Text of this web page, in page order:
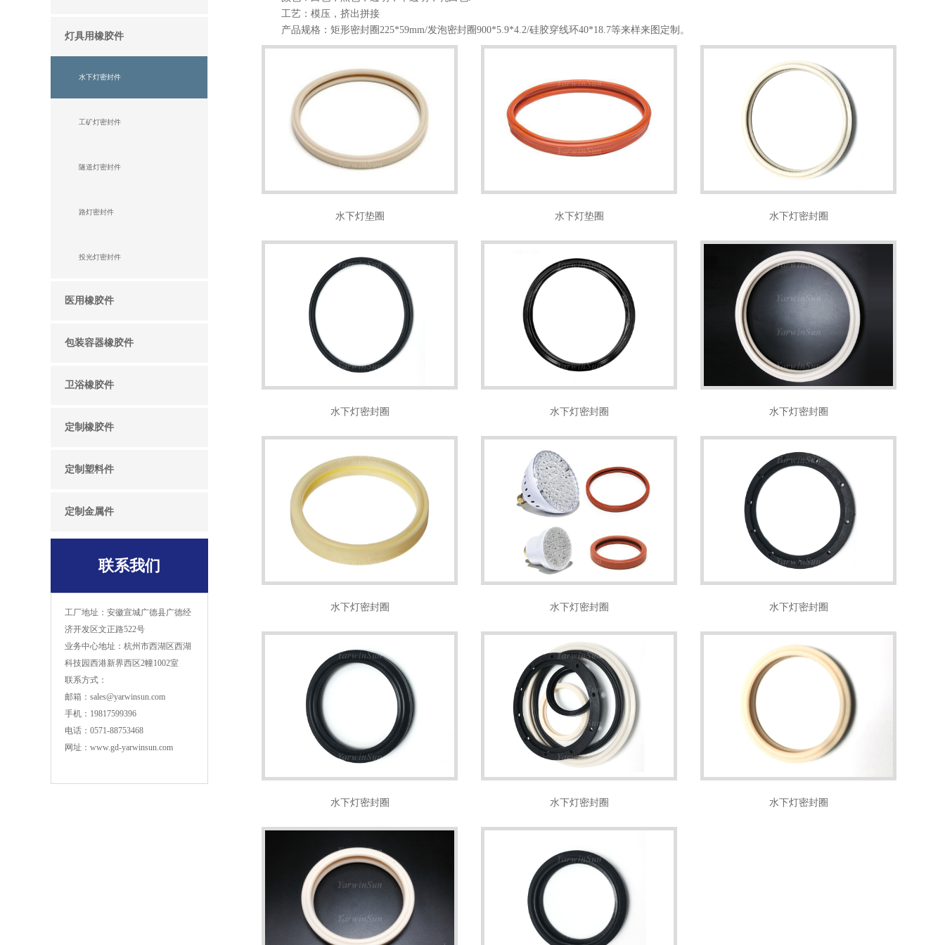
灯具用橡胶件
水下灯密封件
工矿灯密封件
隧道灯密封件
路灯密封件
投光灯密封件
医用橡胶件
包装容器橡胶件
卫浴橡胶件
定制橡胶件
定制塑料件
定制金属件
联系我们
工厂地址：安徽宣城广德县广德经
济开发区文正路522号
业务中心地址：杭州市西湖区西湖
科技园西港新界西区2幢1002室
联系方式：
邮箱：sales@yarwinsun.com
手机：19817599396
电话：0571-88753468
网址：www.gd-yarwinsun.com
工艺：模压，挤出拼接
产品规格：矩形密封圈225*59mm/发泡密封圈900*5.9*4.2/硅胶穿线环40*18.7等来样来图定制。
水下灯垫圈 水下灯垫圈 水下灯密封圈
水下灯密封圈 水下灯密封圈 水下灯密封圈
水下灯密封圈 水下灯密封圈 水下灯密封圈
水下灯密封圈 水下灯密封圈 水下灯密封圈